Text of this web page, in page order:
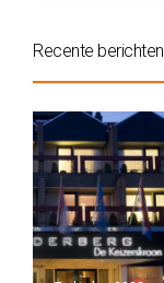
Recente berichten